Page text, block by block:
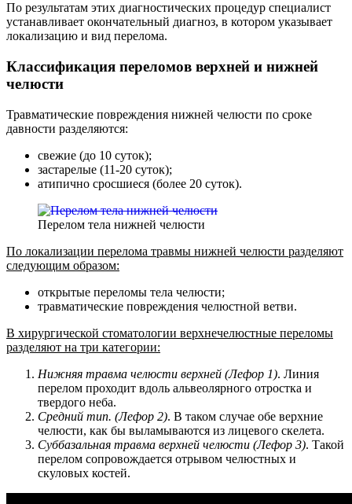
По результатам этих диагностических процедур специалист
устанавливает окончательный диагноз, в котором указывает
локализацию и вид перелома.
Классификация переломов верхней и нижней
челюсти
Травматические повреждения нижней челюсти по сроке
давности разделяются:
свежие (до 10 суток);
застарелые (11-20 суток);
атипично сросшиеся (более 20 суток).
Перелом тела нижней челюсти
По локализации перелома травмы нижней челюсти разделяют
следующим образом:
открытые переломы тела челюсти;
травматические повреждения челюстной ветви.
В хирургической стоматологии верхнечелюстные переломы
разделяют на три категории:
Нижняя травма челюсти верхней (Лефор 1). Линия
перелом проходит вдоль альвеолярного отростка и
твердого неба.
Средний тип. (Лефор 2). В таком случае обе верхние
челюсти, как бы выламываются из лицевого скелета.
Суббазальная травма верхней челюсти (Лефор 3). Такой
перелом сопровождается отрывом челюстных и
скуловых костей.